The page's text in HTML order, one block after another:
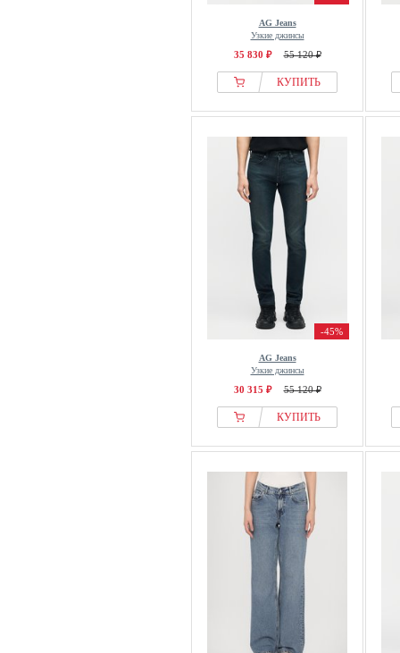
AG Jeans
Узкие джинсы
35 830 ₽ 55 120 ₽
КУПИТЬ
-45%
AG Jeans
Узкие джинсы
30 315 ₽ 55 120 ₽
КУПИТЬ